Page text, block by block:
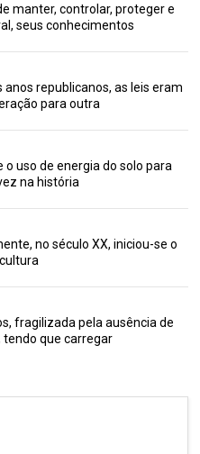
manter, controlar, proteger e
seus conhecimentos
republicanos, as leis eram
para outra
o uso de energia do solo para
na história
no século XX, iniciou-se o
fragilizada pela ausência de
que carregar